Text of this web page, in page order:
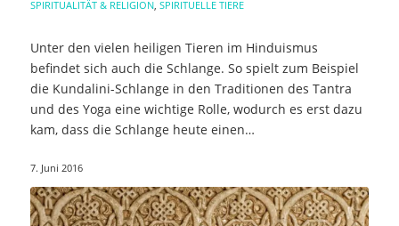
SPIRITUALITÄT & RELIGION, SPIRITUELLE TIERE
Unter den vielen heiligen Tieren im Hinduismus
befindet sich auch die Schlange. So spielt zum Beispiel
die Kundalini-Schlange in den Traditionen des Tantra
und des Yoga eine wichtige Rolle, wodurch es erst dazu
kam, dass die Schlange heute einen…
7. Juni 2016